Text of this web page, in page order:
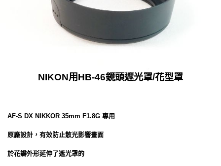
NIKON用HB-46鏡頭遮光罩/花型罩
AF-S DX NIKKOR 35mm F1.8G 專用
原廠設計，有效防止散光影響畫面
於花瓣外形延伸了遮光罩的